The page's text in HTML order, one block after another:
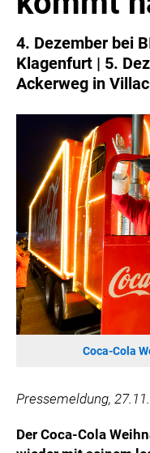
KESCH
BARFLY'S CLUB
SPORTS MEDIA AUSTRIA
RECYCLEMICH-INITIATIVE
VIER HOCH VIER
ALFIES
HANNERSBERG
WILHELM-EXNER-
ADMIRAL SPORTWETTEN
EWP RECYCLING PFAND
ANNEMARIE CHARITY
4. Dezember bei
Klagenfurt | 5.
Ackerweg in
Coca-Cola
Pressemeldung,
Der Coca-Cola